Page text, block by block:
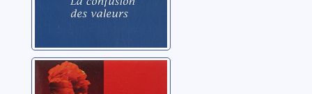
La liberté ou Le